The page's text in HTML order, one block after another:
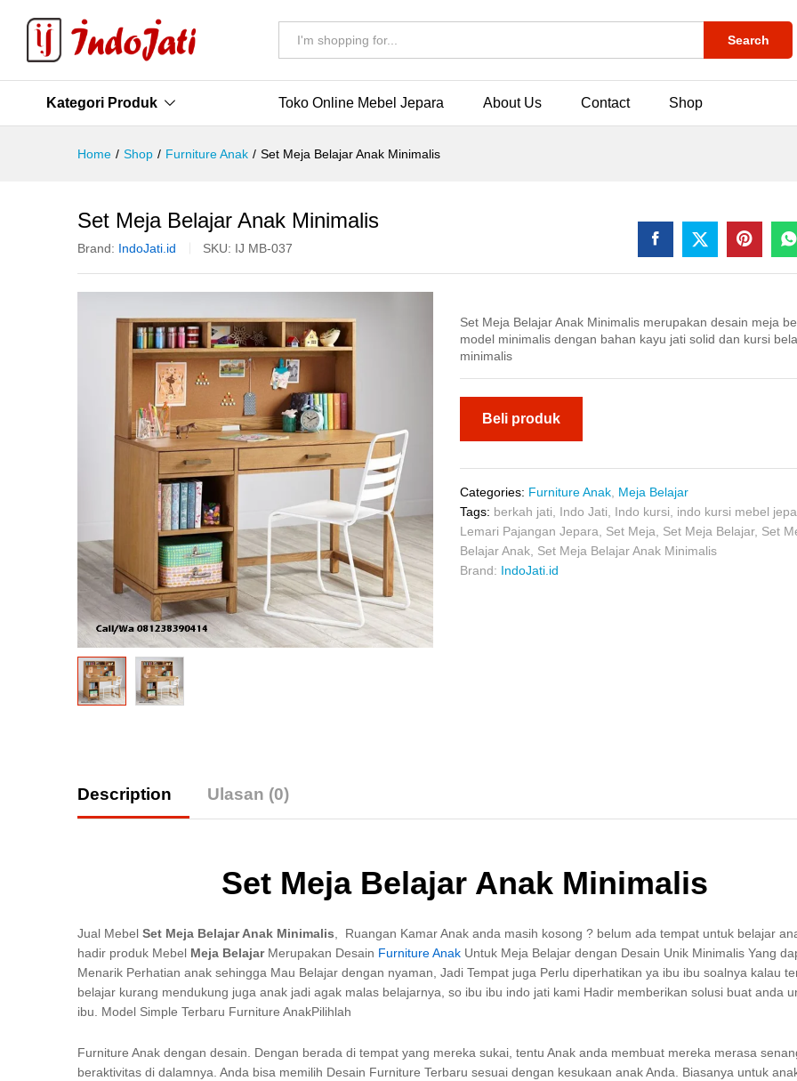
Search
Kategori Produk Toko Online Mebel Jepara About Us Contact Shop
Home / Shop / Furniture Anak / Set Meja Belajar Anak Minimalis
Set Meja Belajar Anak Minimalis
Brand: IndoJati.id SKU: IJ MB-037
Set Meja Belajar Anak Minimalis merupakan desain meja
model minimalis dengan bahan kayu jati solid dan kursi
minimalis
Beli produk
Categories: Furniture Anak Meja Belajar
Tags: berkah jati Indo Jati Indo kursi
indo kursi mebel
Lemari Pajangan Jepara
Set Meja Set Meja Belajar, Set
Belajar Anak Set Meja Belajar Anak Minimalis
Brand: IndoJati.id
Description Ulasan (0)
Set Meja Belajar Anak Minimalis
Jual Mebel Set Meja Belajar Anak Minimalis, Ruangan Kamar Anak anda masih kosong ? belum ada tempat untuk belajar
hadir produk Mebel Meja Belajar Merupakan Desain Furniture Anak Untuk Meja Belajar dengan Desain Unik Minimalis Yang
Menarik Perhatian anak sehingga Mau Belajar dengan nyaman, Jadi Tempat juga Perlu diperhatikan ya ibu ibu soalnya kalau
belajar kurang mendukung juga anak jadi agak malas belajarnya, so ibu ibu indo jati kami Hadir memberikan solusi buat anda
ibu. Model Simple Terbaru Furniture AnakPilihlah
Furniture Anak dengan desain. Dengan berada di tempat yang mereka sukai, tentu Anak anda membuat mereka merasa
beraktivitas di dalamnya. Anda bisa memilih Desain Furniture Terbaru sesuai dengan kesukaan anak Anda. Biasanya untuk